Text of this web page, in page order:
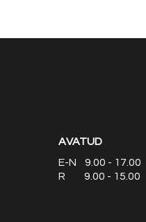
AVATUD
E-N 9.00 - 17.00
R 9.00 - 15.00